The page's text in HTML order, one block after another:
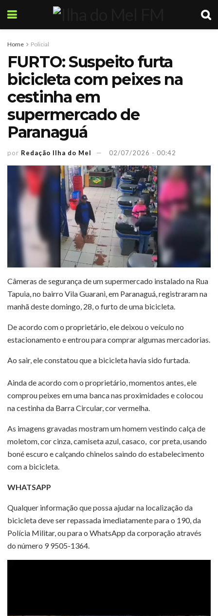
Home Policial
FURTO: Suspeito furta
bicicleta com peixes na
cestinha em
supermercado de
Paranaguá
por Redação Ilha do Mel 02/07/2026 - 00:42
Câmeras de segurança de um supermercado instalado na Rua
Tapuia, no bairro Vila Guarani, em Paranaguá, registraram na
manhã deste domingo, 28, o furto de uma bicicleta.
De acordo com o proprietário, ele deixou o veículo no
estacionamento e entrou para comprar algumas mercadorias.
Ao sair, ele constatou que a bicicleta havia sido furtada.
Ainda de acordo com o proprietário, momentos antes, ele
comprou peixes em uma banca nas proximidades e colocou
na cestinha da Barra Circular, cor vermelha.
As imagens gravadas mostram um homem vestindo calça de
moletom, cor cinza, camiseta azul, casaco, cor preta, usando
boné escuro e calçando chinelos saindo do estabelecimento
com a bicicleta.
WHATSAPP
Qualquer informação que possa ajudar na localização da
bicicleta deve ser repassada imediatamente para o 190, da
Polícia Militar, ou para o WhatsApp da corporação através
do número 9 9505-1364.